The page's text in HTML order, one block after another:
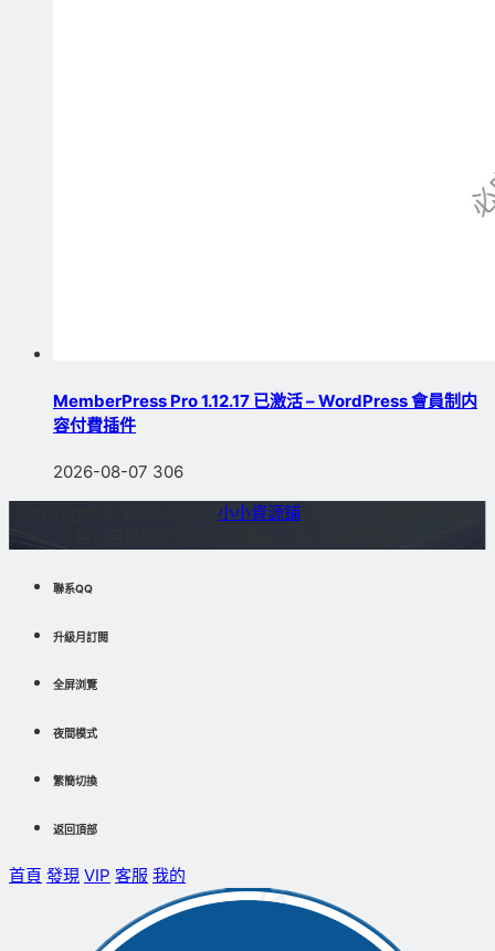
MemberPress Pro 1.12.17 已激活 – WordPress 會員制内
容付費插件
2026-08-07 306
小小資源鋪
聯系QQ
升級月訂閱
全屏浏覽
夜間模式
繁簡切換
返回頂部
首頁 發現 VIP 客服 我的